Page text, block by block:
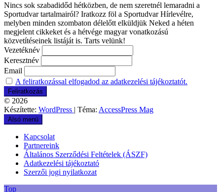
Nincs sok szabadidőd hétközben, de nem szeretnél lemaradni a
Sportudvar tartalmairól? Iratkozz föl a Sportudvar Hírlevélre,
melyben minden szombaton délelőtt elküldjük Neked a héten
megjelent cikkeket és a hétvége magyar vonatkozású
közvetítéseinek listáját is. Tarts velünk!
Vezetéknév
Keresztnév
Email
A feliratkozással elfogadod az adatkezelési tájékoztatót.
© 2026
Készítette: WordPress | Téma: AccessPress Mag
Alsó menü
Kapcsolat
Partnereink
Általános Szerződési Feltételek (ÁSZF)
Adatkezelési tájékoztató
Szerzői jogi nyilatkozat
Top